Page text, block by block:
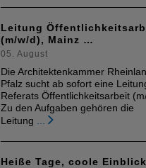
Leitung
(m/w/d), Mainz …
05. August
Die Architektenkammer
Pfalz sucht ab sofort eine
Referats Öffentlichkeitsarbeit
Zu den Aufgaben gehören die
Leitung
Heiße Tage, coole